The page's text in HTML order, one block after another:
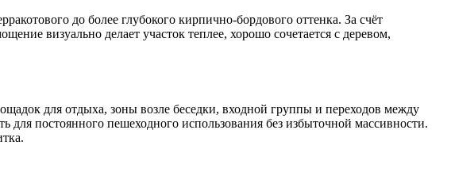
до более глубокого кирпично-бордового оттенка. За счёт
визуально делает участок теплее, хорошо сочетается с деревом,
для отдыха, зоны возле беседки, входной группы и переходов между
постоянного пешеходного использования без избыточной массивности.